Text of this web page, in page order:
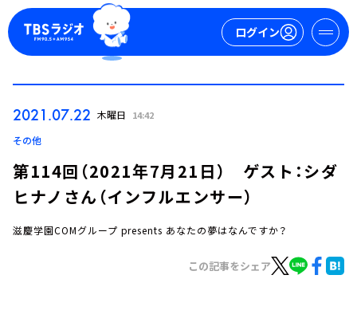
ログイン
2021.07.22 木曜日 14:42
その他
第114回（2021年7月21日） ゲスト：シダ
ヒナノさん（インフルエンサー）
滋慶学園COMグループ presents あなたの夢はなんですか？
この記事をシェア